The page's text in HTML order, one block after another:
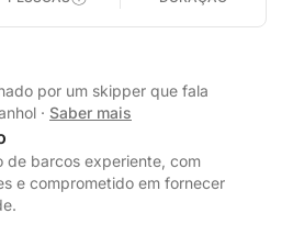
por um skipper que fala
· Saber mais
de barcos experiente, com
e comprometido em fornecer